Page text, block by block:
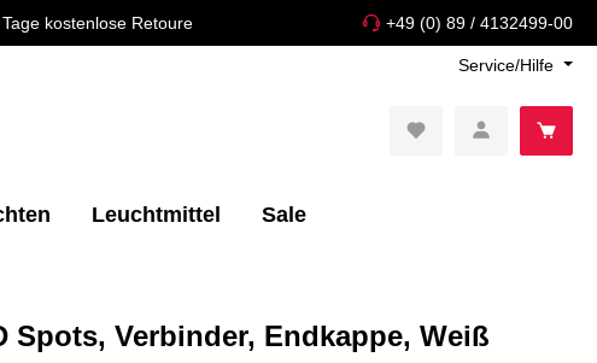
kostenlose Retoure +49 (0) 89 / 4132499-00
Service/Hilfe
Leuchtmittel Sale
Spots, Verbinder, Endkappe, Weiß